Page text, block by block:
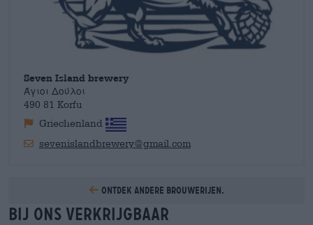
Seven Island brewery
Άγιοι Δούλοι
490 81 Korfu
Griechenland
sevenislandbrewery@gmail.com
Ontdek andere brouwerijen.
Bij ons verkrijgbaar